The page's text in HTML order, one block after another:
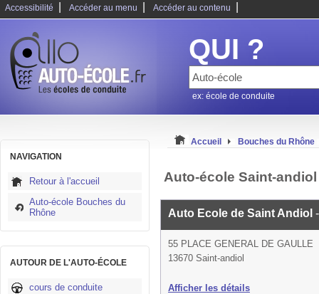
Accessibilité Accéder au menu Accéder au contenu
QUI ?
ex: école de conduite
NAVIGATION
Retour à l'accueil
Auto-école Bouches du
Rhône
AUTOUR DE L'AUTO-ÉCOLE
cours de conduite
Accueil Bouches du Rhône
Auto-école Saint-andiol
Auto Ecole de Saint Andiol
55 PLACE GENERAL DE GAULLE
13670 Saint-andiol
Afficher les détails